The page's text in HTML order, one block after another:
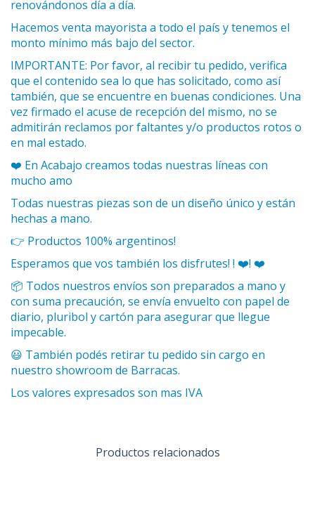
renovándonos día a día.
Hacemos venta mayorista a todo el país y tenemos el
monto mínimo más bajo del sector.
IMPORTANTE: Por favor, al recibir tu pedido, verifica
que el contenido sea lo que has solicitado, como así
también, que se encuentre en buenas condiciones. Una
vez firmado el acuse de recepción del mismo, no se
admitirán reclamos por faltantes y/o productos rotos o
en mal estado.
❤️ En Acabajo creamos todas nuestras líneas con
mucho amo
Todas nuestras piezas son de un diseño único y están
hechas a mano.
👉 Productos 100% argentinos!
Esperamos que vos también los disfrutes! ! ❤️! ❤️
📦 Todos nuestros envíos son preparados a mano y
con suma precaución, se envía envuelto con papel de
diario, pluribol y cartón para asegurar que llegue
impecable.
😃 También podés retirar tu pedido sin cargo en
nuestro showroom de Barracas.
Los valores expresados son mas IVA
Productos relacionados